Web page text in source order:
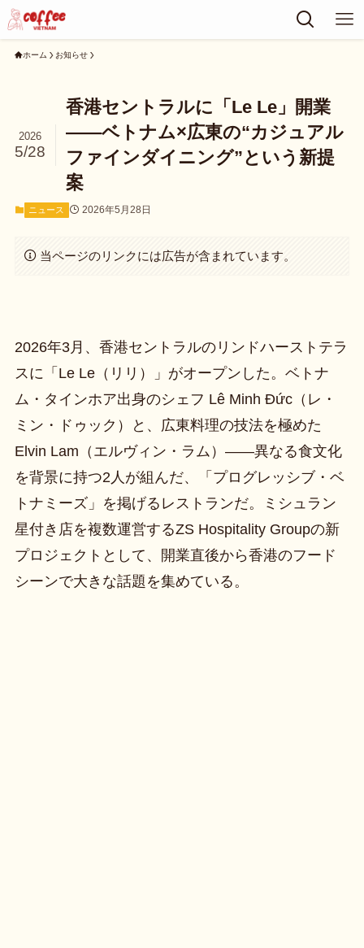
ホーム お知らせ
香港セントラルに「Le Le」開業
——ベトナム×広東の“カジュアル
ファインダイニング”という新提
案
2026
5/28
ニュース 2026年5月28日
当ページのリンクには広告が含まれています。
2026年3月、香港セントラルのリンドハーストテラ
スに「Le Le（リリ）」がオープンした。ベトナ
ム・タインホア出身のシェフ Lê Minh Đức（レ・
ミン・ドゥック）と、広東料理の技法を極めた
Elvin Lam（エルヴィン・ラム）——異なる食文化
を背景に持つ2人が組んだ、「プログレッシブ・ベ
トナミーズ」を掲げるレストランだ。ミシュラン
星付き店を複数運営するZS Hospitality Groupの新
プロジェクトとして、開業直後から香港のフード
シーンで大きな話題を集めている。